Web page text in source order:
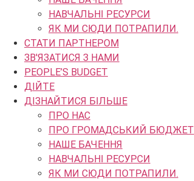
НАВЧАЛЬНІ РЕСУРСИ
ЯК МИ СЮДИ ПОТРАПИЛИ.
СТАТИ ПАРТНЕРОМ
ЗВ'ЯЗАТИСЯ З НАМИ
PEOPLE’S BUDGET
ДІЙТЕ
ДІЗНАЙТИСЯ БІЛЬШЕ
ПРО НАС
ПРО ГРОМАДСЬКИЙ БЮДЖЕТ
НАШЕ БАЧЕННЯ
НАВЧАЛЬНІ РЕСУРСИ
ЯК МИ СЮДИ ПОТРАПИЛИ.